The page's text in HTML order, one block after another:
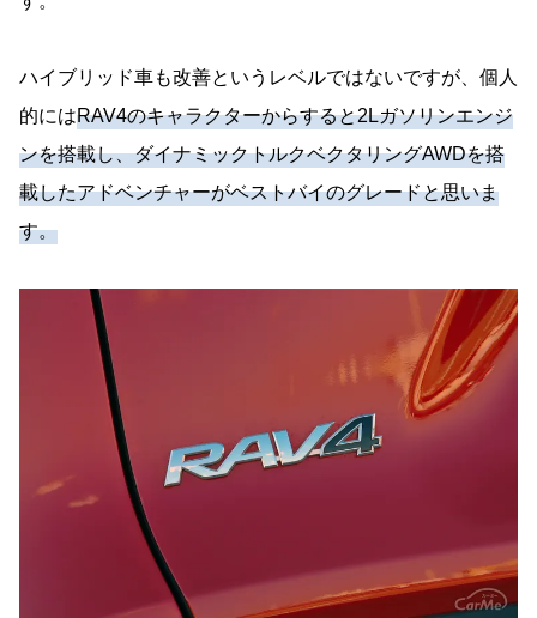
ハイブリッド車も改善というレベルではないですが、個人
的にはRAV4のキャラクターからすると2Lガソリンエンジ
ンを搭載し、ダイナミックトルクベクタリングAWDを搭
載したアドベンチャーがベストバイのグレードと思いま
す。